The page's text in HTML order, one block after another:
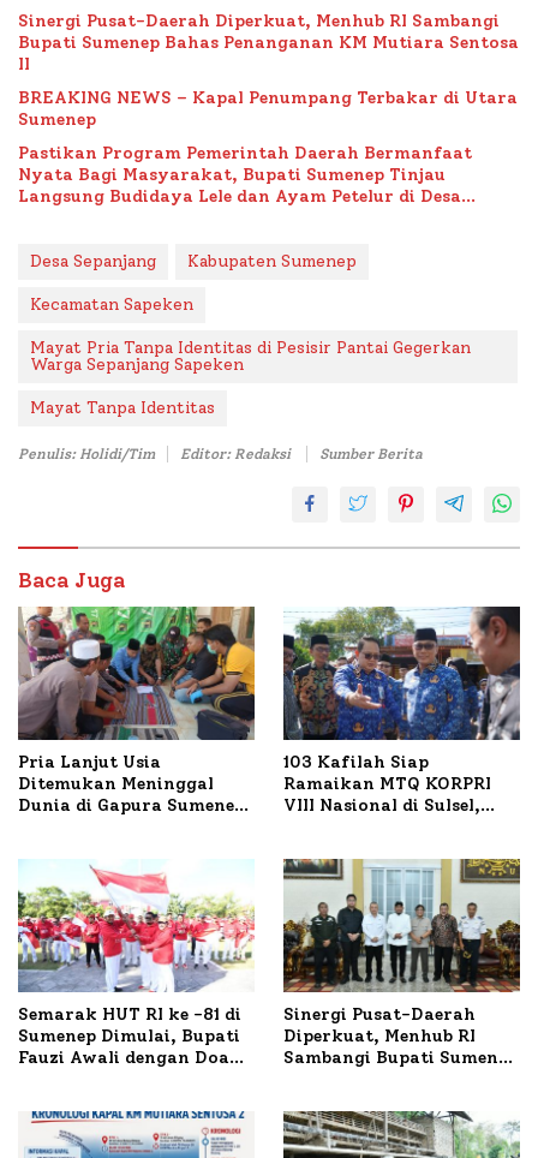
Sinergi Pusat-Daerah Diperkuat, Menhub RI Sambangi
Bupati Sumenep Bahas Penanganan KM Mutiara Sentosa
II
BREAKING NEWS – Kapal Penumpang Terbakar di Utara
Sumenep
Pastikan Program Pemerintah Daerah Bermanfaat
Nyata Bagi Masyarakat, Bupati Sumenep Tinjau
Langsung Budidaya Lele dan Ayam Petelur di Desa
Desa Sepanjang Kabupaten Sumenep
Kecamatan Sapeken
Mayat Pria Tanpa Identitas di Pesisir Pantai Gegerkan
Warga Sepanjang Sapeken
Mayat Tanpa Identitas
Penulis: Holidi/Tim Editor: Redaksi Sumber Berita
Baca Juga
Pria Lanjut Usia
Ditemukan Meninggal
Dunia di Gapura Sumenep,
103 Kafilah Siap
Ramaikan MTQ KORPRI
VIII Nasional di Sulsel,
Semarak HUT RI ke -81 di
Sumenep Dimulai, Bupati
Fauzi Awali dengan Doa
Sinergi Pusat-Daerah
Diperkuat, Menhub RI
Sambangi Bupati Sumenep